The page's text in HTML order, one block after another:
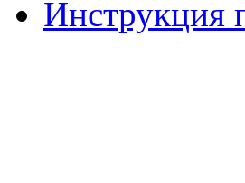
Инструкция